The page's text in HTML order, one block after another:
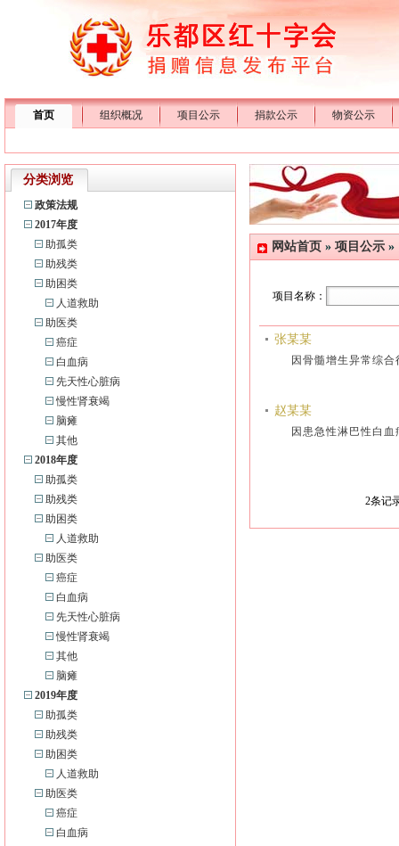
首页 组织概况 项目公示 捐款公示 物资公示
分类浏览
政策法规
2017年度
助孤类
助残类
助困类
人道救助
助医类
癌症
白血病
先天性心脏病
慢性肾衰竭
脑瘫
其他
2018年度
助孤类
助残类
助困类
人道救助
助医类
癌症
白血病
先天性心脏病
慢性肾衰竭
其他
脑瘫
2019年度
助孤类
助残类
助困类
人道救助
助医类
癌症
白血病
网站首页 » 项目公示 »
项目名称：
张某某
因骨髓增生异常综
赵某某
因患急性淋巴性白
2条记